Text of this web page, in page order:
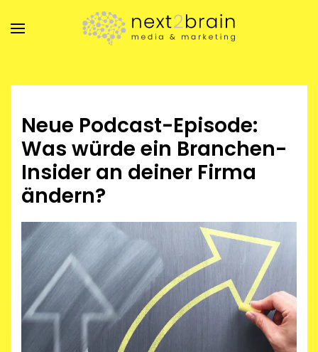
Zum Hauptinhalt springen
Neue Podcast-Episode:
Was würde ein Branchen-
Insider an deiner Firma
ändern?